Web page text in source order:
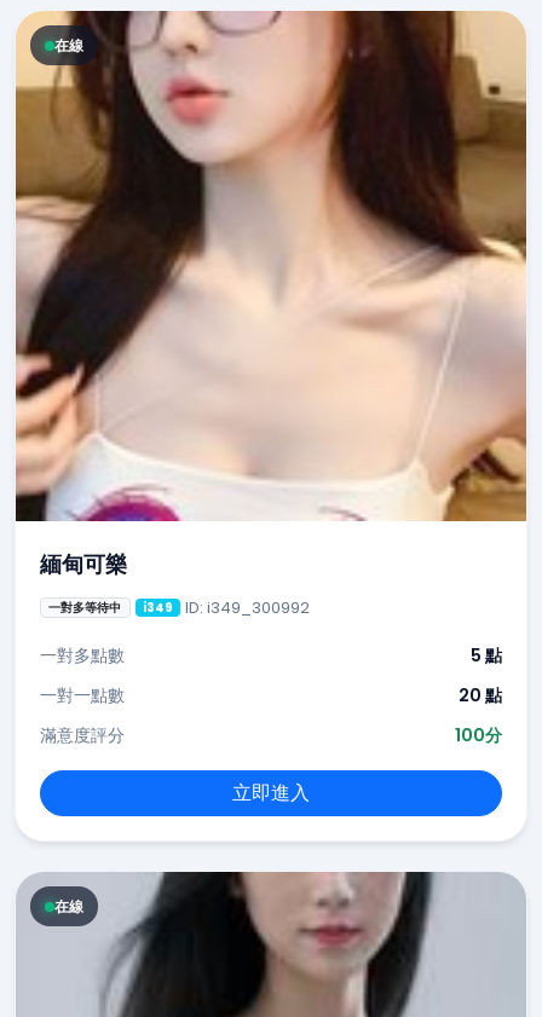
在線
緬甸可樂
一對多等待中 i349 ID: i349_300992
一對多點數
5 點
一對一點數
20 點
滿意度評分
100分
立即進入
在線